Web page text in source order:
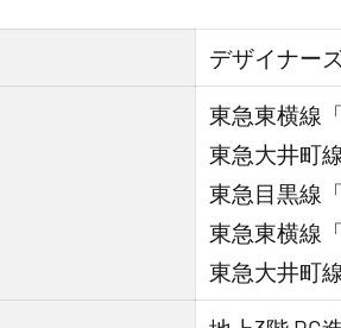
デザイナー
東急東横線
東急大井町
東急目黒線
東急東横線
東急大井町